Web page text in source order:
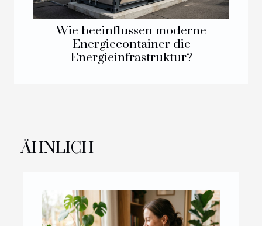
Wie beeinflussen moderne
Energiecontainer die
Energieinfrastruktur?
ÄHNLICH